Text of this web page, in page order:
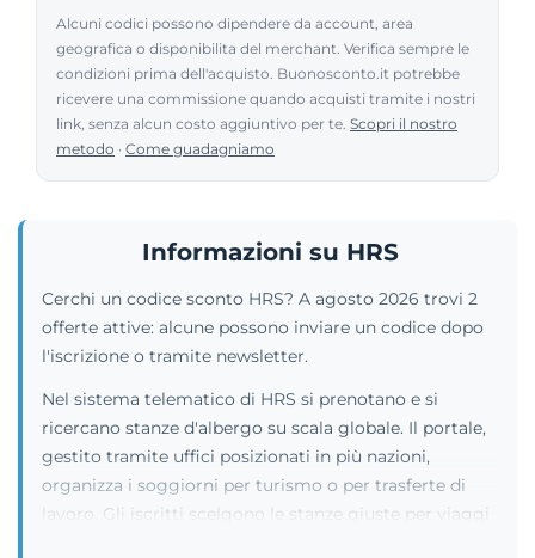
Alcuni codici possono dipendere da account, area
geografica o disponibilita del merchant. Verifica sempre le
condizioni prima dell'acquisto. Buonosconto.it potrebbe
ricevere una commissione quando acquisti tramite i nostri
link, senza alcun costo aggiuntivo per te. Scopri il nostro
metodo · Come guadagniamo
Informazioni su HRS
Cerchi un codice sconto HRS? A agosto 2026 trovi 2
offerte attive: alcune possono inviare un codice dopo
l'iscrizione o tramite newsletter.
Nel sistema telematico di HRS si prenotano e si
ricercano stanze d'albergo su scala globale. Il portale,
gestito tramite uffici posizionati in più nazioni,
organizza i soggiorni per turismo o per trasferte di
lavoro. Gli iscritti scelgono le stanze giuste per viaggi